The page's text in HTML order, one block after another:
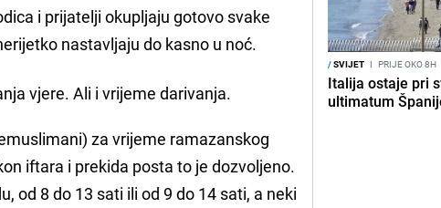
i prijatelji okupljaju gotovo svake
nastavljaju do kasno u noć.
vjere. Ali i vrijeme darivanja.
za vrijeme ramazanskog
iftara i prekida posta to je dozvoljeno.
od 8 do 13 sati ili od 9 do 14 sati, a neki
/SVIJET I PRIJE OKO 8H
Italija ostaje pri
ultimatum